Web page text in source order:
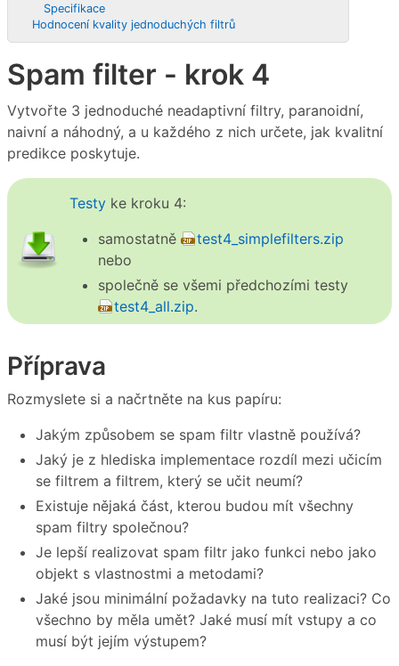
Specifikace
Hodnocení kvality jednoduchých filtrů
Spam filter - krok 4
Vytvořte 3 jednoduché neadaptivní filtry, paranoidní,
naivní a náhodný, a u každého z nich určete, jak kvalitní
predikce poskytuje.
Testy ke kroku 4:
samostatně
test4_simplefilters.zip
nebo
společně se všemi předchozími testy
test4_all.zip.
Příprava
Rozmyslete si a načrtněte na kus papíru:
Jakým způsobem se spam filtr vlastně používá?
Jaký je z hlediska implementace rozdíl mezi učicím
se filtrem a filtrem, který se učit neumí?
Existuje nějaká část, kterou budou mít všechny
spam filtry společnou?
Je lepší realizovat spam filtr jako funkci nebo jako
objekt s vlastnostmi a metodami?
Jaké jsou minimální požadavky na tuto realizaci? Co
všechno by měla umět? Jaké musí mít vstupy a co
musí být jejím výstupem?